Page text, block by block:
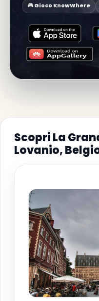
🎮 Gioco KnowWhere
Scopri La
Lovanio,